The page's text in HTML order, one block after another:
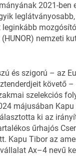
2021-ben
nemzeti
és szigorú – az
követő
szelekciós
májusában
ki az
űrhajós
Kapu Tibor az
Ax–4 nevű